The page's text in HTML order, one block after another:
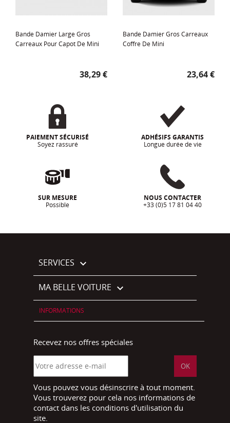
Bande Damier Large Gros
Carreaux Pour Capot De Mini
Prix
38,29 €
Bande Damier Gros Carreaux
Coffre De Mini
Prix
23,64 €
PAIEMENT SÉCURISÉ
Soyez rassuré
ADHÉSIFS GARANTIS
Longue durée de vie
SUR MESURE
Possible
NOUS CONTACTER
+33 (0)5 17 81 04 40
SERVICES 
MA BELLE VOITURE 
INFORMATIONS
Recevez nos offres spéciales
Vous pouvez vous désinscrire à tout moment.
Vous trouverez pour cela nos informations de
contact dans les conditions d'utilisation du
site.